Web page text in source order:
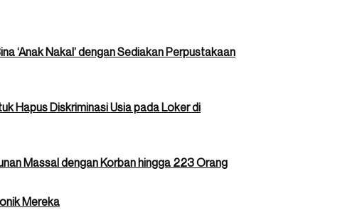
‘Anak Nakal’ dengan Sediakan Perpustakaan
Hapus Diskriminasi Usia pada Loker di
Massal dengan Korban hingga 223 Orang
Mereka